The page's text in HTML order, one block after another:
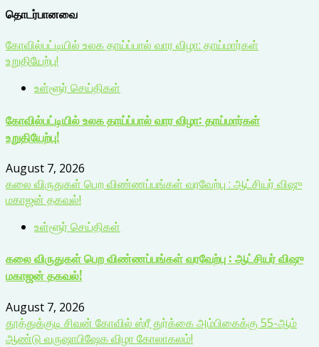
தொடர்பானவை
கோவில்பட்டியில் உலக தாய்ப்பால் வார விழா: தாய்மார்கள்
உறுதியேற்பு!
உள்ளூர் செய்திகள்
கோவில்பட்டியில் உலக தாய்ப்பால் வார விழா: தாய்மார்கள்
உறுதியேற்பு!
August 7, 2026
கலை விருதுகள் பெற விண்ணப்பங்கள் வரவேற்பு : ஆட்சியர் விஷு
மகாஜன் தகவல்!
உள்ளூர் செய்திகள்
கலை விருதுகள் பெற விண்ணப்பங்கள் வரவேற்பு : ஆட்சியர் விஷு
மகாஜன் தகவல்!
August 7, 2026
தூத்துக்குடி சிவன் கோவில் ஸ்ரீ துர்க்கை அம்பிகைக்கு 55-ஆம்
ஆண்டு வருஷாபிஷேக விழா கோலாகலம்!